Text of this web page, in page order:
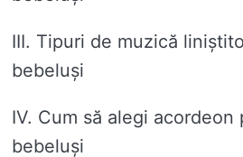
III. Tipuri de muzică
bebeluși
IV. Cum să alegi
bebeluși